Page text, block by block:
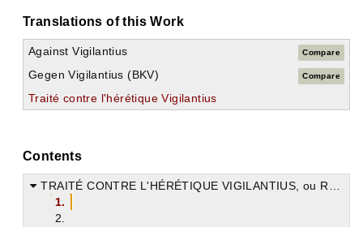
Translations of this Work
Against Vigilantius Compare
Gegen Vigilantius (BKV) Compare
Traité contre l'hérétique Vigilantius
Contents
TRAITÉ CONTRE L'HÉRÉTIQUE VIGILANTIUS, ou RÉFUTATION DE SES ERREURS.
1.
2.